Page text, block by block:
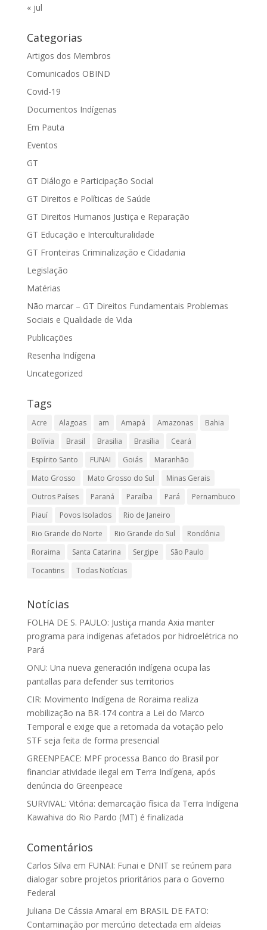
« jul
Categorias
Artigos dos Membros
Comunicados OBIND
Covid-19
Documentos Indígenas
Em Pauta
Eventos
GT
GT Diálogo e Participação Social
GT Direitos e Políticas de Saúde
GT Direitos Humanos Justiça e Reparação
GT Educação e Interculturalidade
GT Fronteiras Criminalização e Cidadania
Legislação
Matérias
Não marcar – GT Direitos Fundamentais Problemas
Sociais e Qualidade de Vida
Publicações
Resenha Indígena
Uncategorized
Tags
Acre Alagoas am Amapá Amazonas
Bahia
Bolívia
Brasil Brasilia Brasília
Ceará
Espírito Santo
FUNAI Goiás
Maranhão
Mato Grosso
Mato Grosso do Sul
Minas Gerais
Outros Países
Paraná Paraíba Pará
Pernambuco
Piauí
Povos Isolados
Rio de Janeiro
Rio Grande do Norte
Rio Grande do Sul
Rondônia
Roraima
Santa Catarina Sergipe
São Paulo
Tocantins
Todas Notícias
Notícias
FOLHA DE S. PAULO: Justiça manda Axia manter
programa para indígenas afetados por hidroelétrica no
Pará
ONU: Una nueva generación indígena ocupa las
pantallas para defender sus territorios
CIR: Movimento Indígena de Roraima realiza
mobilização na BR-174 contra a Lei do Marco
Temporal e exige que a retomada da votação pelo
STF seja feita de forma presencial
GREENPEACE: MPF processa Banco do Brasil por
financiar atividade ilegal em Terra Indígena, após
denúncia do Greenpeace
SURVIVAL: Vitória: demarcação física da Terra Indígena
Kawahiva do Rio Pardo (MT) é finalizada
Comentários
Carlos Silva em FUNAI: Funai e DNIT se reúnem para
dialogar sobre projetos prioritários para o Governo
Federal
Juliana De Cássia Amaral em BRASIL DE FATO:
Contaminação por mercúrio detectada em aldeias